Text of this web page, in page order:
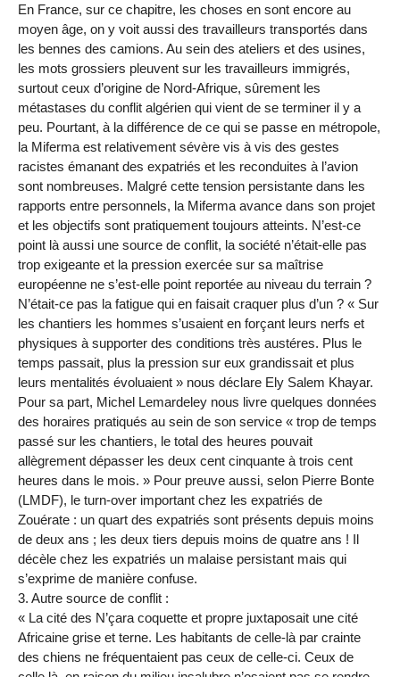
En France, sur ce chapitre, les choses en sont encore au
moyen âge, on y voit aussi des travailleurs transportés dans
les bennes des camions. Au sein des ateliers et des usines,
les mots grossiers pleuvent sur les travailleurs immigrés,
surtout ceux d’origine de Nord-Afrique, sûrement les
métastases du conflit algérien qui vient de se terminer il y a
peu. Pourtant, à la différence de ce qui se passe en métropole,
la Miferma est relativement sévère vis à vis des gestes
racistes émanant des expatriés et les reconduites à l’avion
sont nombreuses. Malgré cette tension persistante dans les
rapports entre personnels, la Miferma avance dans son projet
et les objectifs sont pratiquement toujours atteints. N’est-ce
point là aussi une source de conflit, la société n’était-elle pas
trop exigeante et la pression exercée sur sa maîtrise
européenne ne s’est-elle point reportée au niveau du terrain ?
N’était-ce pas la fatigue qui en faisait craquer plus d’un ? « Sur
les chantiers les hommes s’usaient en forçant leurs nerfs et
physiques à supporter des conditions très austéres. Plus le
temps passait, plus la pression sur eux grandissait et plus
leurs mentalités évoluaient » nous déclare Ely Salem Khayar.
Pour sa part, Michel Lemardeley nous livre quelques données
des horaires pratiqués au sein de son service « trop de temps
passé sur les chantiers, le total des heures pouvait
allègrement dépasser les deux cent cinquante à trois cent
heures dans le mois. » Pour preuve aussi, selon Pierre Bonte
(LMDF), le turn-over important chez les expatriés de
Zouérate : un quart des expatriés sont présents depuis moins
de deux ans ; les deux tiers depuis moins de quatre ans ! Il
décèle chez les expatriés un malaise persistant mais qui
s’exprime de manière confuse.
3. Autre source de conflit :
« La cité des N’çara coquette et propre juxtaposait une cité
Africaine grise et terne. Les habitants de celle-là par crainte
des chiens ne fréquentaient pas ceux de celle-ci. Ceux de